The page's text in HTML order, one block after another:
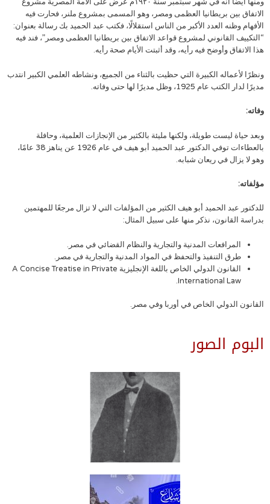
ومنها أيضًا أنه في شهر سبتمبر سنة ١٩٢٠م عرض على الأمة المصرية مشروع
الاتفاق بين بريطانيا العظمى ومصر، وهو المسمى بمشروع ملنر، فحارت فيه
الأفهام وظنه العدد الأكبر من الناس استقلالًا، فكتب عبد الحميد بك رسالة بعنوان:
“التكييف القانوني لمشروع قواعد الاتفاق بين بريطانيا العظمى ومصر”، فند فيه
هذا الاتفاق وأوضح فيه رأيه، وقد أثبتت الأيام صحة رأيه.
ونظرًا لأعماله الكبيرة التي حظيت بالثناء من الجميع، ونشاطه العلمي الكبير انتدب
مديرًا لدار الكتب عام 1925، وظل مديرًا لها حتى وفاته.
وفاته:
وبعد حياة ليست طويلة، ولكنها مليئة بالكثير من الإنجازات العلمية، وحافلة
بالعطاءات توفي الدكتور عبد الحميد أبو هيف في عام 1926 عن يناهز 38 عامًا،
وهو لا يزال في ريعان شبابه.
مؤلفاته:
للدكتور عبد الحميد أبو هيف الكثير من المؤلفات التي لا تزال مرجعًا للمهتمين
بدراسة القانون، نذكر منها على سبيل المثال:
المرافعات المدنية والتجارية والنظام القضائي في مصر.
طرق التنفيذ والتحفظ في المواد المدنية والتجارية في مصر.
القانون الدولي الخاص باللغة الإنجليزية A Concise Treatise in Private
International Law.
القانون الدولي الخاص في أوربا وفي مصر.
البوم الصور